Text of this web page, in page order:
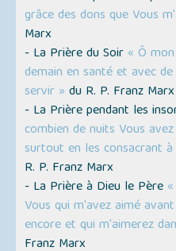
grâce des dons que Vous
Marx
- La Prière du Soir « Ô
demain en santé et avec
servir » du R. P. Franz Marx
- La Prière pendant les
combien de nuits Vous
surtout en les consacrant
R. P. Franz Marx
- La Prière à Dieu le Père
Vous qui m'avez aimé
encore et qui m'aimerez
Franz Marx